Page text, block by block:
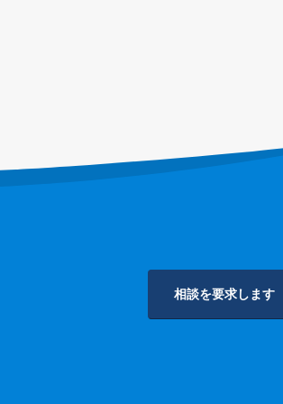
相談を要求します